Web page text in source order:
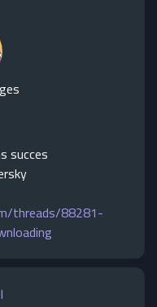
succes
threads/88281-